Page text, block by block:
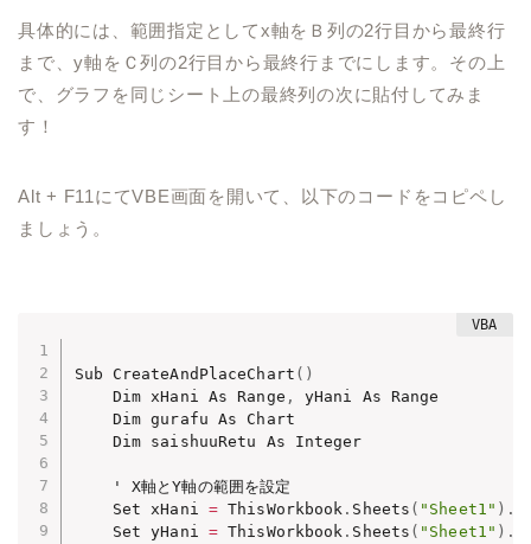
具体的には、 範囲指定としてx軸をＢ列の2行目から最終行
まで、y軸をＣ列の2行目から最終行までにします。その上
で、グラフを同じシート上の最終列の次に貼付してみま
す！
Alt + F11にてVBE画面を開いて、以下のコードをコピペし
ましょう。
Sub CreateAndPlaceChart ( )
    Dim xHani As Range
,
yHani As Range
    Dim gurafu As Chart
    Dim saishuuRetu As Integer
    ' X軸とY軸の範囲を設定
    Set xHani
= ThisWorkbook . Sheets ( "Sheet1" ) .
    Set yHani
= ThisWorkbook . Sheets ( "Sheet1" ) .